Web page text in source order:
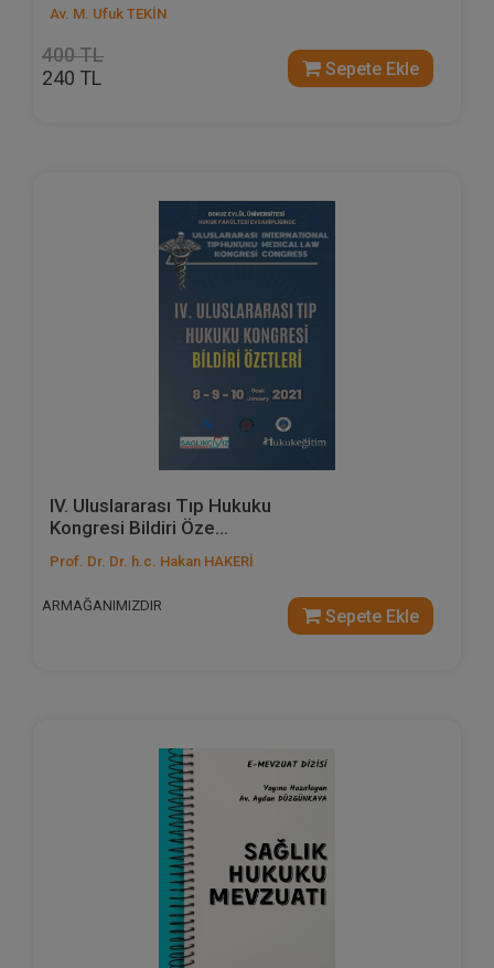
Av. M. Ufuk TEKİN
400 TL
240 TL Sepete Ekle
IV. Uluslararası Tıp Hukuku
Kongresi Bildiri Öze...
Prof. Dr. Dr. h.c. Hakan HAKERİ
ARMAĞANIMIZDIR
Sepete Ekle